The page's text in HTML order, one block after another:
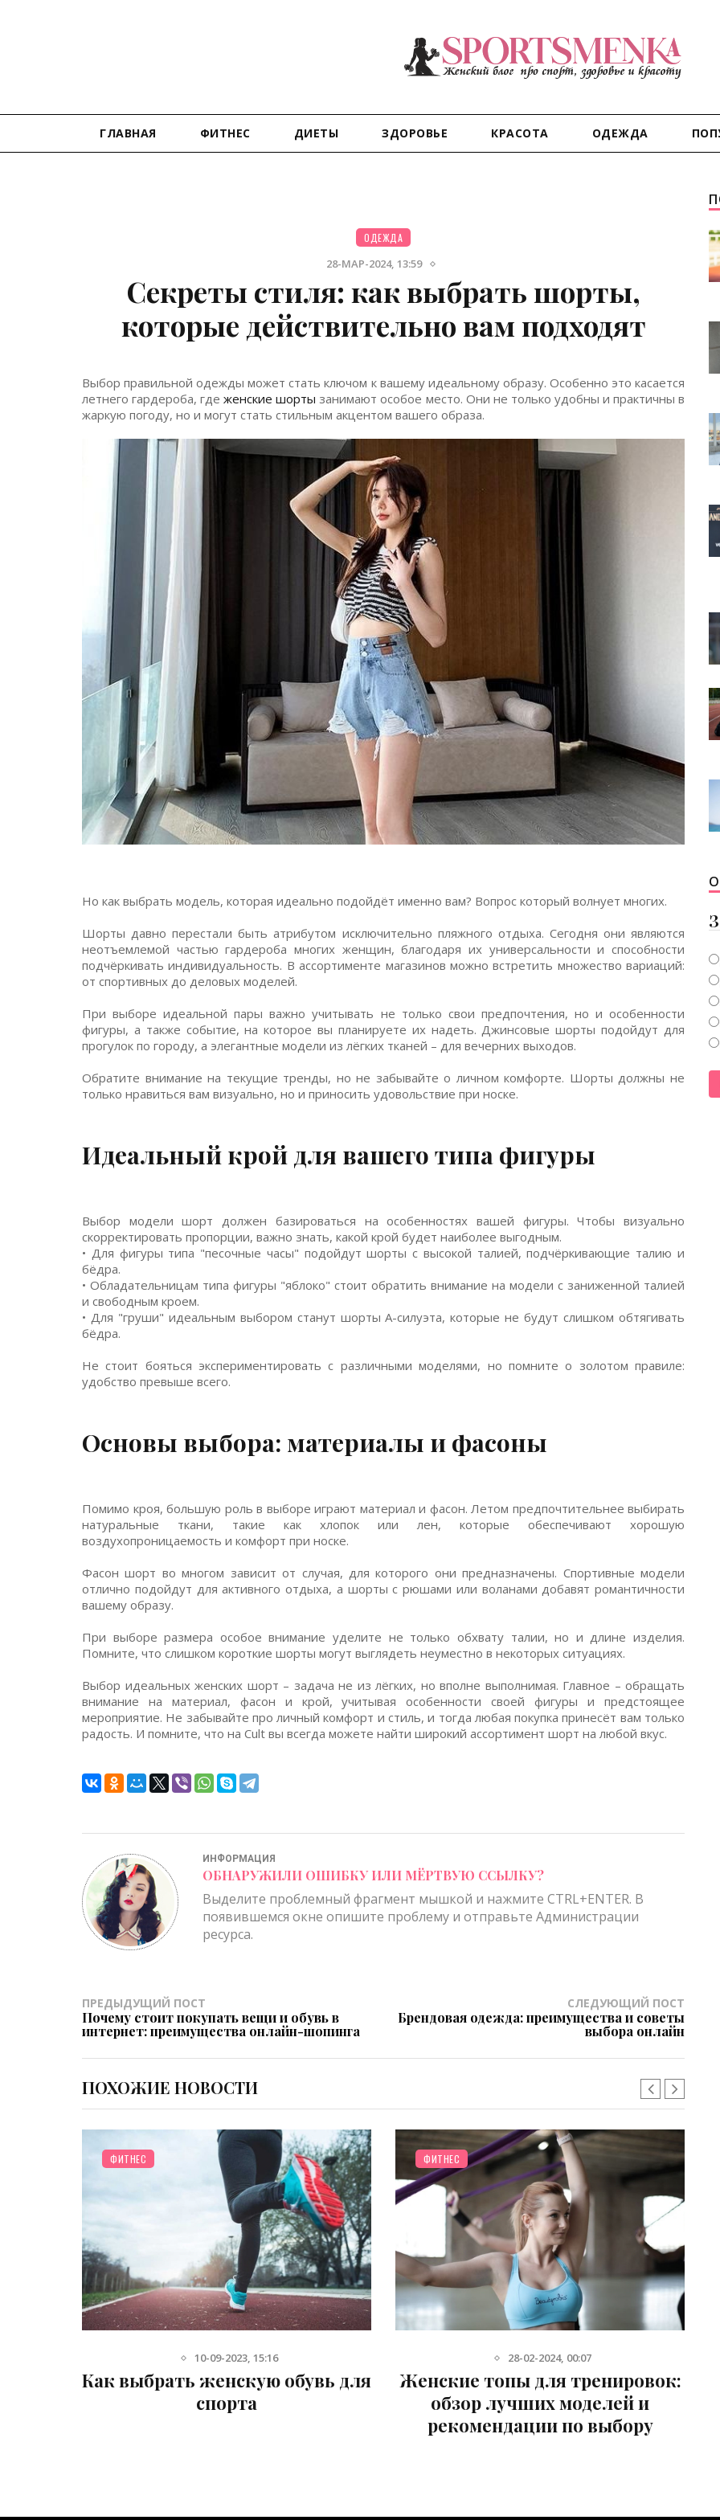
ГЛАВНАЯ ФИТНЕС ДИЕТЫ ЗДОРОВЬЕ КРАСОТА ОДЕЖДА
ОДЕЖДА
28-МАР-2024, 13:59
Секреты стиля: как выбрать шорты,
которые действительно вам подходят
Выбор правильной одежды может стать ключом к вашему идеальному образу. Особенно это касается
летнего гардероба, гдеженские шорты занимают особое место. Они не только удобны и практичны в
жаркую погоду, но и могут стать стильным акцентом вашего образа.
Но как выбрать модель, которая идеально подойдёт именно вам? Вопрос который волнует многих.
Шорты давно перестали быть атрибутом исключительно пляжного отдыха. Сегодня они являются
неотъемлемой частью гардероба многих женщин, благодаря их универсальности и способности
подчёркивать индивидуальность. В ассортименте магазинов можно встретить множество вариаций:
от спортивных до деловых моделей.
При выборе идеальной пары важно учитывать не только свои предпочтения, но и особенности
фигуры, а также событие, на которое вы планируете их надеть. Джинсовые шорты подойдут для
прогулок по городу, а элегантные модели из лёгких тканей – для вечерних выходов.
Обратите внимание на текущие тренды, но не забывайте о личном комфорте. Шорты должны не
только нравиться вам визуально, но и приносить удовольствие при носке.
Идеальный крой для вашего типа фигуры
Выбор модели шорт должен базироваться на особенностях вашей фигуры. Чтобы визуально
скорректировать пропорции, важно знать, какой крой будет наиболее выгодным.
• Для фигуры типа "песочные часы" подойдут шорты с высокой талией, подчёркивающие талию и
бёдра.
• Обладательницам типа фигуры "яблоко" стоит обратить внимание на модели с заниженной талией
и свободным кроем.
• Для "груши" идеальным выбором станут шорты А-силуэта, которые не будут слишком обтягивать
бёдра.
Не стоит бояться экспериментировать с различными моделями, но помните о золотом правиле:
удобство превыше всего.
Основы выбора: материалы и фасоны
Помимо кроя, большую роль в выборе играют материал и фасон. Летом предпочтительнее выбирать
натуральные ткани, такие как хлопок или лен, которые обеспечивают хорошую
воздухопроницаемость и комфорт при носке.
Фасон шорт во многом зависит от случая, для которого они предназначены. Спортивные модели
отлично подойдут для активного отдыха, а шорты с рюшами или воланами добавят романтичности
вашему образу.
При выборе размера особое внимание уделите не только обхвату талии, но и длине изделия.
Помните, что слишком короткие шорты могут выглядеть неуместно в некоторых ситуациях.
Выбор идеальных женских шорт – задача не из лёгких, но вполне выполнимая. Главное – обращать
внимание на материал, фасон и крой, учитывая особенности своей фигуры и предстоящее
мероприятие. Не забывайте про личный комфорт и стиль, и тогда любая покупка принесёт вам только
радость. И помните, что на Cult вы всегда можете найти широкий ассортимент шорт на любой вкус.
ИНФОРМАЦИЯ
ОБНАРУЖИЛИ ОШИБКУ ИЛИ МЁРТВУЮ ССЫЛКУ?
Выделите проблемный фрагмент мышкой и нажмите CTRL+ENTER. В
появившемся окне опишите проблему и отправьте Администрации
ресурса.
ПРЕДЫДУЩИЙ ПОСТ
Почему стоит покупать вещи и обувь в
интернет: преимущества онлайн-шопинга
СЛЕДУЮЩИЙ ПОСТ
Брендовая одежда: преимущества и советы
выбора онлайн
ПОХОЖИЕ НОВОСТИ
ФИТНЕС
10-09-2023, 15:16
Как выбрать женскую обувь для
спорта
ФИТНЕС
28-02-2024, 00:07
Женские топы для тренировок:
обзор лучших моделей и
рекомендации по выбору